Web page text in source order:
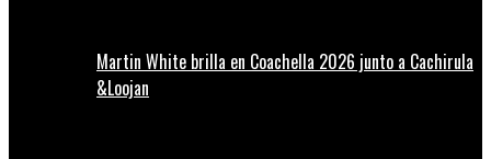
Martin White brilla en Coachella 2026 junto a Cachirula
&Loojan